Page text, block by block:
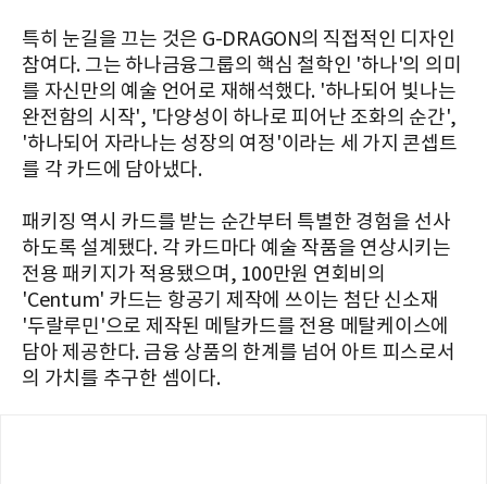
특히 눈길을 끄는 것은 G-DRAGON의 직접적인 디자인
참여다. 그는 하나금융그룹의 핵심 철학인 '하나'의 의미
를 자신만의 예술 언어로 재해석했다. '하나되어 빛나는
완전함의 시작', '다양성이 하나로 피어난 조화의 순간',
'하나되어 자라나는 성장의 여정'이라는 세 가지 콘셉트
를 각 카드에 담아냈다.
패키징 역시 카드를 받는 순간부터 특별한 경험을 선사
하도록 설계됐다. 각 카드마다 예술 작품을 연상시키는
전용 패키지가 적용됐으며, 100만원 연회비의
'Centum' 카드는 항공기 제작에 쓰이는 첨단 신소재
'두랄루민'으로 제작된 메탈카드를 전용 메탈케이스에
담아 제공한다. 금융 상품의 한계를 넘어 아트 피스로서
의 가치를 추구한 셈이다.